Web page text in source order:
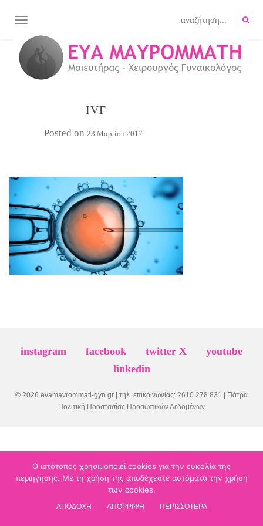
TOGGLE NAVIGATION
IVF
Posted on 23 Μαρτίου 2017
instagram facebook twitter X
youtube
linkedin
© 2026 evamavrommati-gyn.gr | τηλ. επικοινωνίας: 2610 278 831 | Πάτρα
Πολιτική Προστασίας Προσωπικών Δεδομένων
Ο ιστότοπος χρησιμοποιεί cookies για την ευκολία της
περιήγησης. Με τη χρήση της αποδέχεστε αυτόματα την χρήση
των cookies.
ΑΠΟΔΟΧΗ ΑΠΟΡΡΙΨΗ ΠΕΡΙΣΣΟΤΕΡΑ